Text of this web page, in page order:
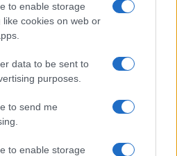
to enable storage
cookies on web or
data to be sent to
purposes.
to send me
to enable storage